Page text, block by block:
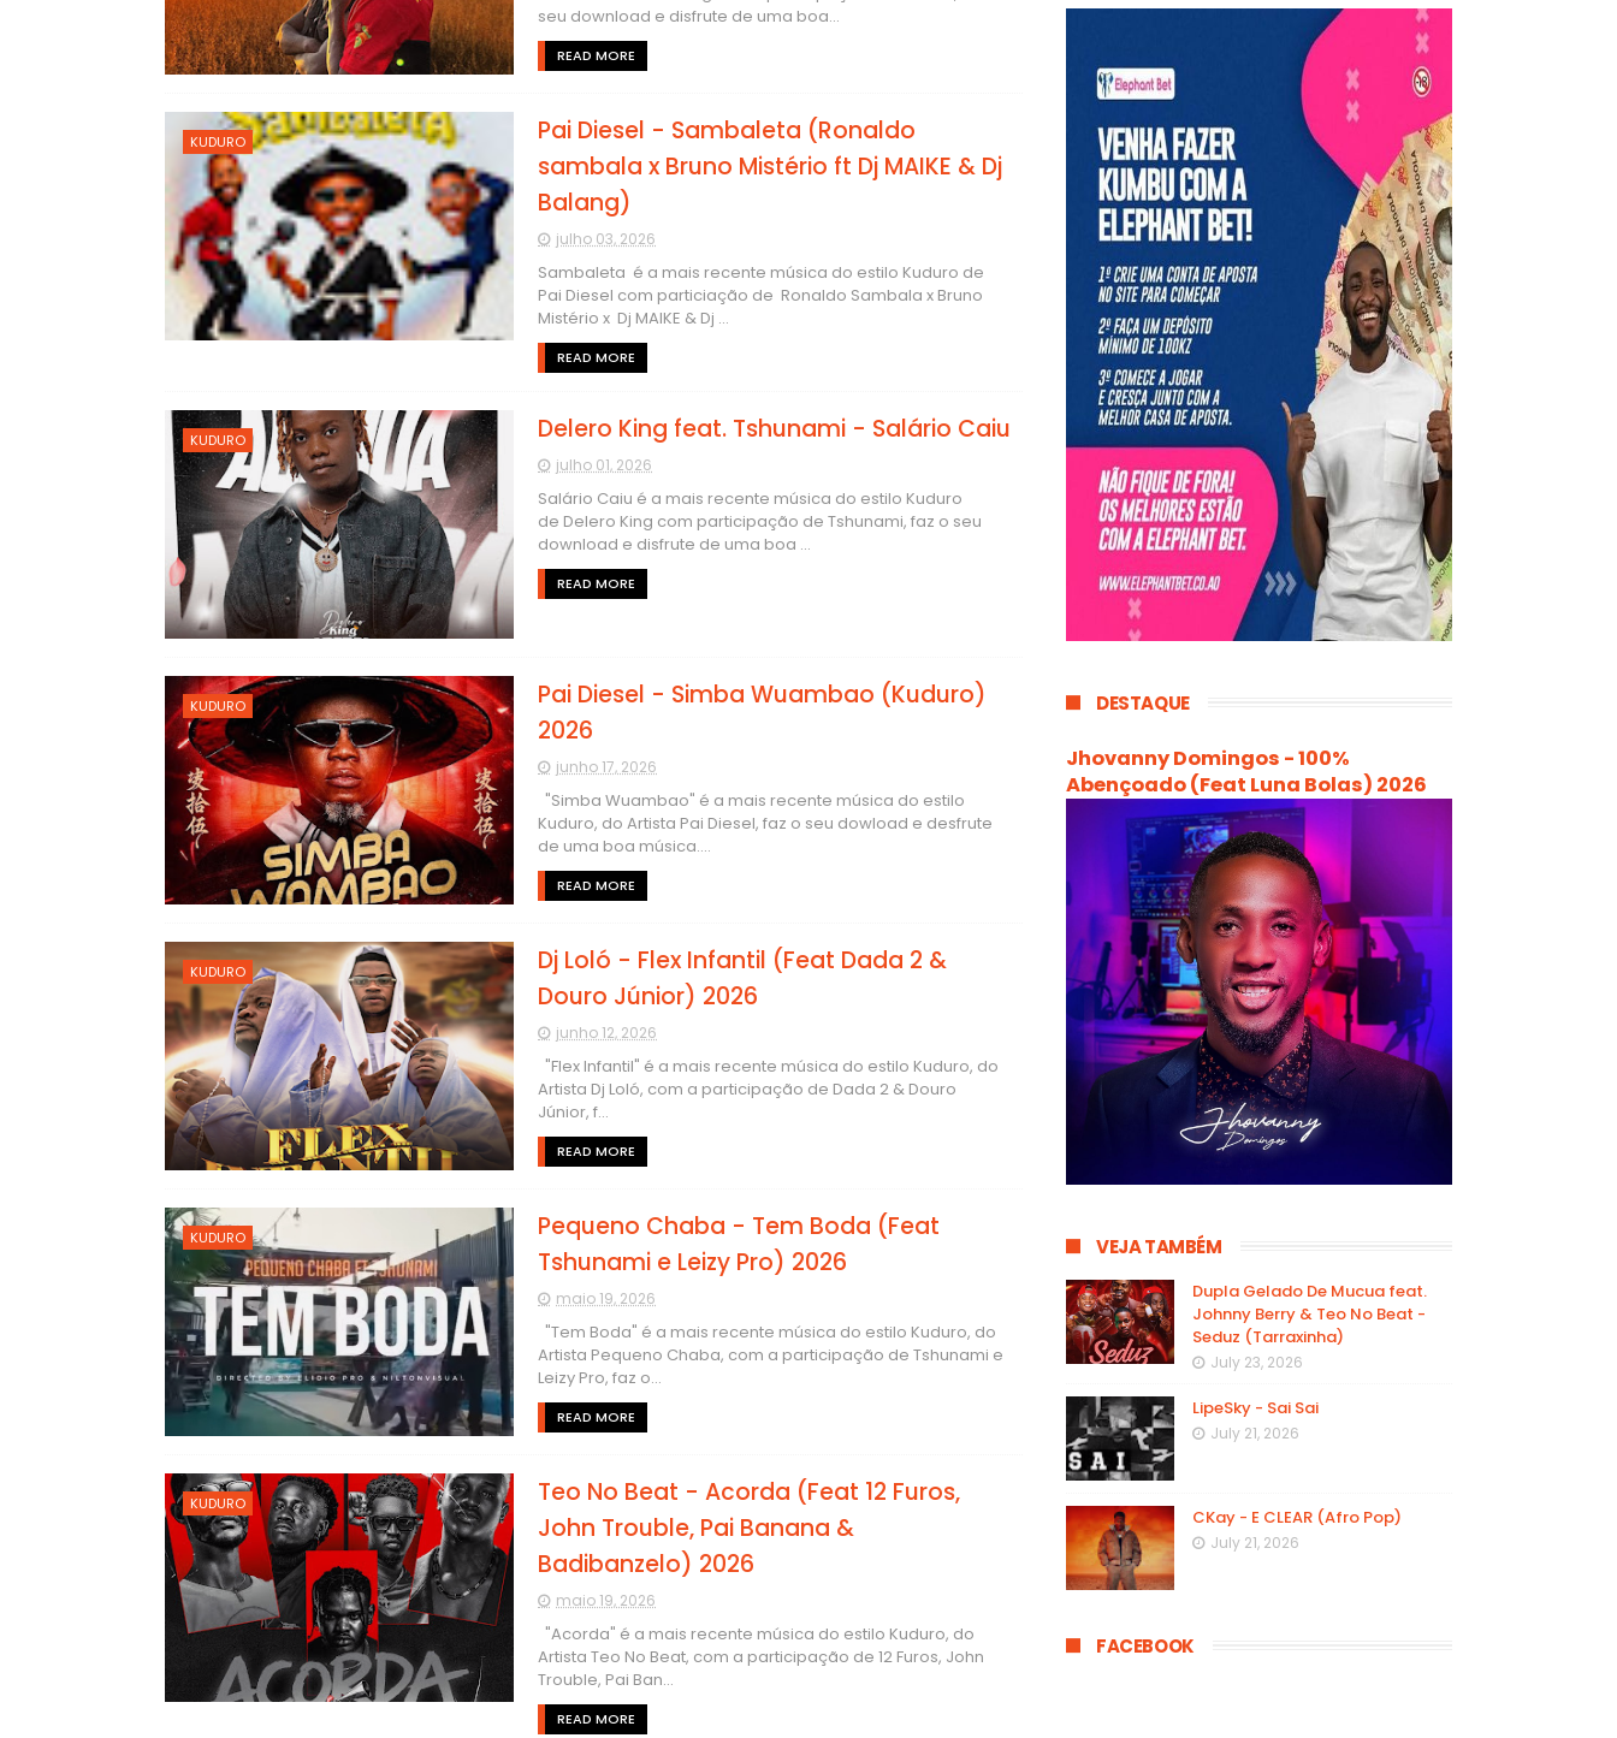
seu download e disfrute de uma boa...
READ MORE
KUDURO
Pai Diesel - Sambaleta (Ronaldo
sambala x Bruno Mistério ft Dj MAIKE & Dj
Balang)
julho 03, 2026
Sambaleta é a mais recente música do estilo Kuduro de
Pai Diesel com particiação de Ronaldo Sambala x Bruno
Mistério x Dj MAIKE & Dj ...
READ MORE
KUDURO Delero King feat. Tshunami - Salário Caiu
julho 01, 2026
Salário Caiu é a mais recente música do estilo Kuduro
de Delero King com participação de Tshunami, faz o seu
download e disfrute de uma boa ...
READ MORE
KUDURO
Pai Diesel - Simba Wuambao (Kuduro)
2026
junho 17, 2026
"Simba Wuambao" é a mais recente música do estilo
Kuduro, do Artista Pai Diesel, faz o seu dowload e desfrute
de uma boa música....
READ MORE
KUDURO
Dj Loló - Flex Infantil (Feat Dada 2 &
Douro Júnior) 2026
junho 12, 2026
"Flex Infantil" é a mais recente música do estilo Kuduro, do
Artista Dj Loló, com a participação de Dada 2 & Douro
Júnior, f...
READ MORE
KUDURO
Pequeno Chaba - Tem Boda (Feat
Tshunami e Leizy Pro) 2026
maio 19, 2026
"Tem Boda" é a mais recente música do estilo Kuduro, do
Artista Pequeno Chaba, com a participação de Tshunami e
Leizy Pro, faz o...
READ MORE
KUDURO
Teo No Beat - Acorda (Feat 12 Furos,
John Trouble, Pai Banana &
Badibanzelo) 2026
maio 19, 2026
"Acorda" é a mais recente música do estilo Kuduro, do
Artista Teo No Beat, com a participação de 12 Furos, John
Trouble, Pai Ban...
READ MORE
DESTAQUE
Jhovanny Domingos - 100%
Abençoado (Feat Luna Bolas) 2026
VEJA TAMBÉM
Dupla Gelado De Mucua feat.
Johnny Berry & Teo No Beat -
Seduz (Tarraxinha)
July 23, 2026
LipeSky - Sai Sai
July 21, 2026
CKay - E CLEAR (Afro Pop)
July 21, 2026
FACEBOOK